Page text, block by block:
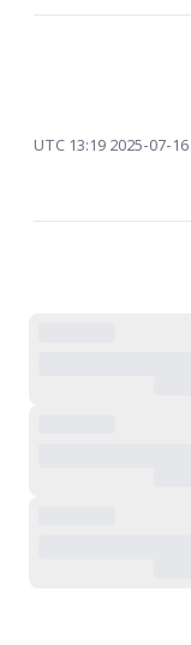
2025-07-16 13:19 UTC